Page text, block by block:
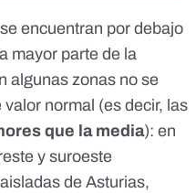
encuentran por debajo
mayor parte de la
algunas zonas no se
valor normal (es decir, las
que la media): en
y suroeste
de Asturias,